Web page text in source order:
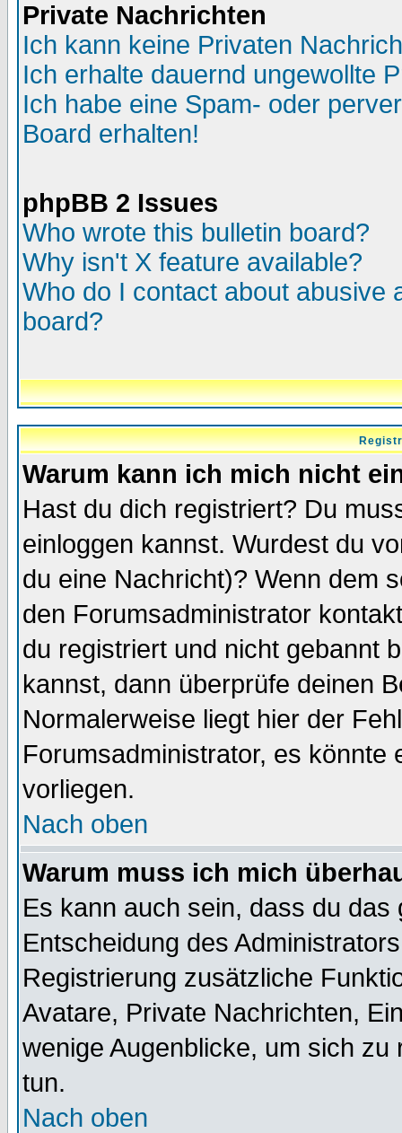
Private Nachrichten
Ich kann keine Privaten
Ich erhalte dauernd ungewollte
Ich habe eine Spam- oder
Board erhalten!
phpBB 2 Issues
Who wrote this bulletin board?
Why isn't X feature available?
Who do I contact about abusive
board?
Warum kann ich mich nicht
Hast du dich registriert? Du
einloggen kannst. Wurdest du
du eine Nachricht)? Wenn dem
den Forumsadministrator
du registriert und nicht gebannt
kannst, dann überprüfe deinen
Normalerweise liegt hier der
Forumsadministrator, es könnte
vorliegen.
Nach oben
Warum muss ich mich
Es kann auch sein, dass du
Entscheidung des
Registrierung zusätzliche
Avatare, Private Nachrichten,
wenige Augenblicke, um sich
tun.
Nach oben